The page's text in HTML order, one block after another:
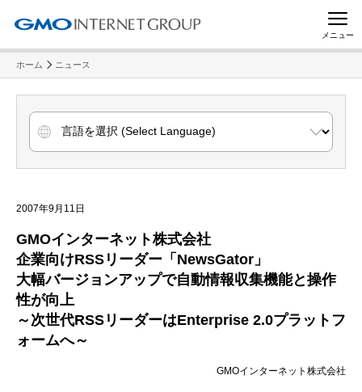
メニュー
ホーム ニュース
2007年9月11日
GMOインターネット株式会社
企業向けRSSリーダー「NewsGator」
大幅バージョンアップで自動情報収集機能と操作
性が向上
～次世代RSSリーダーはEnterprise 2.0プラットフ
ォームへ～
GMOインターネット株式会社